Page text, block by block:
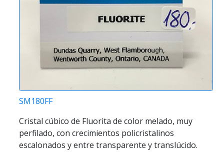
SM180FF
Cristal cúbico de Fluorita de color melado, muy
perfilado, con crecimientos policristalinos
escalonados y entre transparente y translúcido.